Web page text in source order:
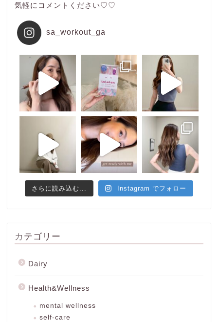
気軽にコメントください♡♡
sa_workout_ga
さらに読み込む... Instagram でフォロー
カテゴリー
Dairy
Health&Wellness
mental wellness
self-care